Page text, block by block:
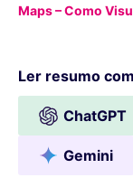
Maps – Como
Ler resumo com
ChatGPT
Gemini